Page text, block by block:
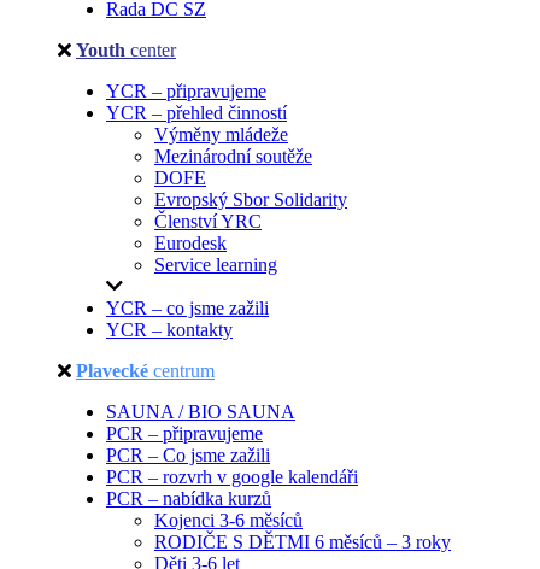
Rada DC SZ
Youth center
YCR – připravujeme
YCR – přehled činností
Výměny mládeže
Mezinárodní soutěže
DOFE
Evropský Sbor Solidarity
Členství YRC
Eurodesk
Service learning
YCR – co jsme zažili
YCR – kontakty
Plavecké centrum
SAUNA / BIO SAUNA
PCR – připravujeme
PCR – Co jsme zažili
PCR – rozvrh v google kalendáři
PCR – nabídka kurzů
Kojenci 3-6 měsíců
RODIČE S DĚTMI 6 měsíců – 3 roky
Děti 3-6 let